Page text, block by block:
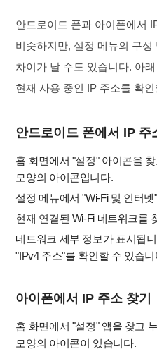
안드로이드 폰과 아이폰에서
비슷하지만, 설정 메뉴의 구
차이가 날 수도 있습니다. 아
현재 사용 중인 IP 주소를 확
안드로이드 폰에서 IP 주
홈 화면에서 "설정" 아이콘을
모양의 아이콘입니다.
설정 메뉴에서 "Wi-Fi 및 인터
현재 연결된 Wi-Fi 네트워크를
네트워크 세부 정보가 표시됩
"IPv4 주소"를 확인할 수 있습니
아이폰에서 IP 주소 찾기
홈 화면에서 "설정" 앱을 찾고
모양의 아이콘이 있습니다.